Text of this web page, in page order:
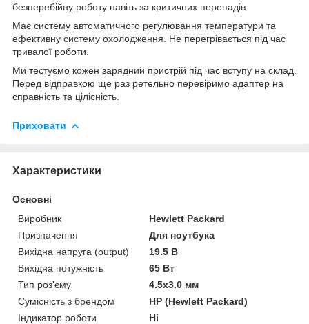
безперебійну роботу навіть за критичних перепадів.
Має систему автоматичного регулювання температури та
ефективну систему охолодження. Не перегрівається під час
тривалої роботи.
Ми тестуємо кожен зарядний пристрій під час вступу на склад.
Перед відправкою ще раз ретельно перевіримо адаптер на
справність та цілісність.
Приховати
Характеристики
Основні
Виробник
Hewlett Packard
Призначення
Для ноутбука
Вихідна напруга (output)
19.5 В
Вихідна потужність
65 Вт
Тип роз'єму
4.5x3.0 мм
Сумісність з брендом
HP (Hewlett Packard)
Індикатор роботи
Ні